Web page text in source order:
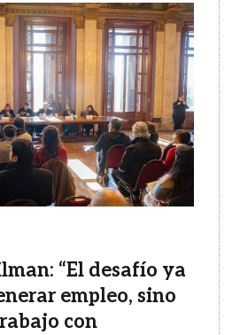
“El desafío ya
empleo, sino
con